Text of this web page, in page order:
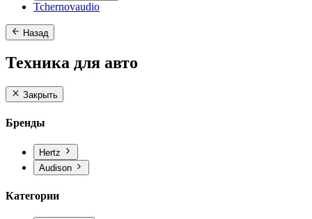
Tchernovaudio
Назад
Техника для авто
Закрыть
Бренды
Hertz
Audison
Категории